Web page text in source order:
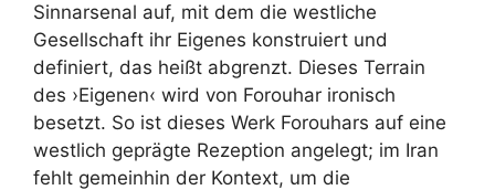
Sinnarsenal auf, mit dem die westliche
Gesellschaft ihr Eigenes konstruiert und
definiert, das heißt abgrenzt. Dieses Terrain
des ›Eigenen‹ wird von Forouhar ironisch
besetzt. So ist dieses Werk Forouhars auf eine
westlich geprägte Rezeption angelegt; im Iran
fehlt gemeinhin der Kontext, um die